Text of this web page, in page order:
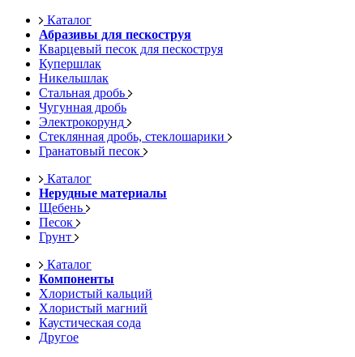
Каталог
Абразивы для пескоструя
Кварцевый песок для пескоструя
Купершлак
Никельшлак
Стальная дробь
Чугунная дробь
Электрокорунд
Стеклянная дробь, стеклошарики
Гранатовый песок
Каталог
Нерудные материалы
Щебень
Песок
Грунт
Каталог
Компоненты
Хлористый кальций
Хлористый магний
Каустическая сода
Другое